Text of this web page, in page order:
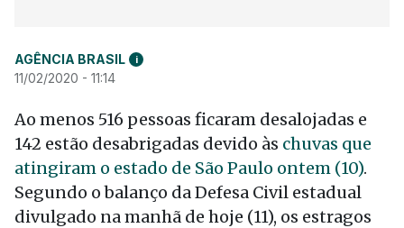
AGÊNCIA BRASIL i
11/02/2020 - 11:14
Ao menos 516 pessoas ficaram desalojadas e
142 estão desabrigadas devido às chuvas que
atingiram o estado de São Paulo ontem (10).
Segundo o balanço da Defesa Civil estadual
divulgado na manhã de hoje (11), os estragos